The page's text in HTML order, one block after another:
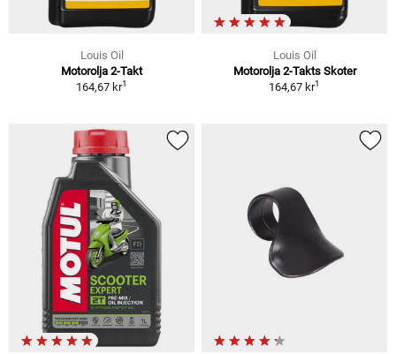
Louis Oil
Motorolja 2-Takt
164,67 kr1
Louis Oil
Motorolja 2-Takts Skoter
164,67 kr1